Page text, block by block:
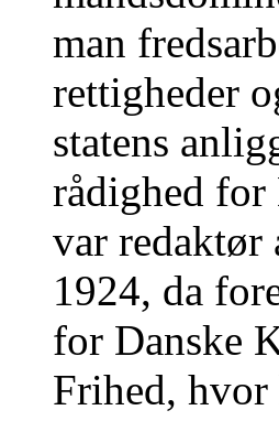
man
rettigheder
statens
rådighed
var
1924, da
for Danske
Frihed,